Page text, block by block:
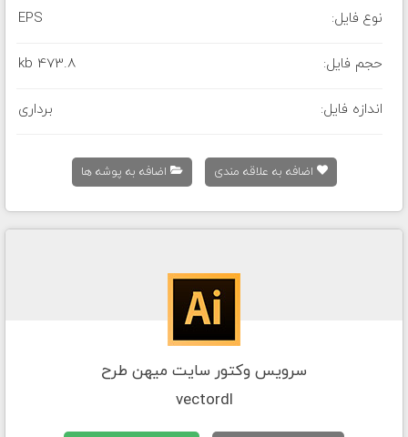
نوع فایل: EPS
حجم فایل: 473.8 kb
اندازه فایل: برداری
اضافه به علاقه مندی اضافه به پوشه ها
سرویس وکتور سایت میهن طرح
vectordl